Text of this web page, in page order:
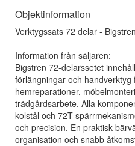
Objektinformation
Verktygssats 72 delar -
Information från säljaren:
Bigstren 72-delarssetet
förlängningar och
hemreparationer,
trädgårdsarbete. Alla
kolstål och 72T-
och precision. En praktisk
organisation och snabb